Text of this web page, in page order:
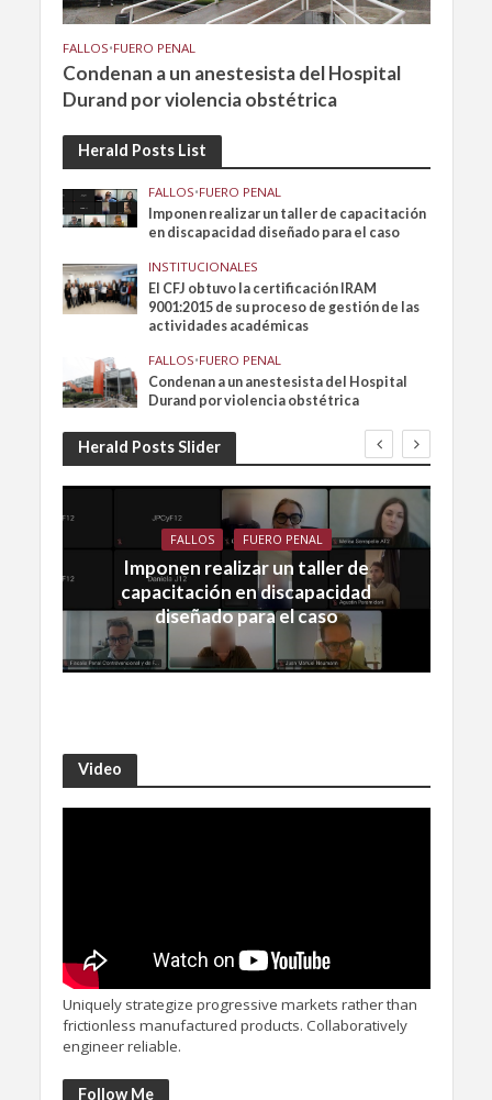
FALLOS•FUERO PENAL
Condenan a un anestesista del Hospital
Durand por violencia obstétrica
Herald Posts List
FALLOS•FUERO PENAL
Imponen realizar un taller de capacitación
en discapacidad diseñado para el caso
INSTITUCIONALES
El CFJ obtuvo la certificación IRAM
9001:2015 de su proceso de gestión de las
actividades académicas
FALLOS•FUERO PENAL
Condenan a un anestesista del Hospital
Durand por violencia obstétrica
Herald Posts Slider
FALLOS FUERO PENAL
Imponen realizar un taller de
capacitación en discapacidad
diseñado para el caso
Video
Uniquely strategize progressive markets rather than
frictionless manufactured products. Collaboratively
engineer reliable.
Follow Me